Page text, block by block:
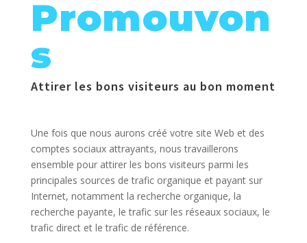
Promouvon
s
Attirer les bons visiteurs au bon moment
Une fois que nous aurons créé votre site Web et des
comptes sociaux attrayants, nous travaillerons
ensemble pour attirer les bons visiteurs parmi les
principales sources de trafic organique et payant sur
Internet, notamment la recherche organique, la
recherche payante, le trafic sur les réseaux sociaux, le
trafic direct et le trafic de référence.